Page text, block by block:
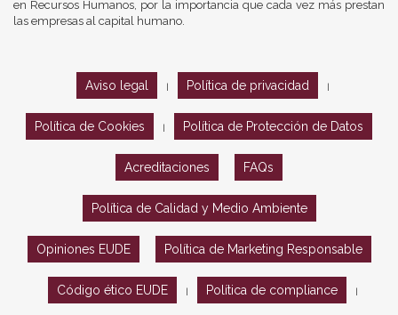
en Recursos Humanos, por la importancia que cada vez más prestan
las empresas al capital humano.
Aviso legal Política de privacidad
Política de Cookies Política de Protección de Datos
Acreditaciones FAQs
Política de Calidad y Medio Ambiente
Opiniones EUDE Política de Marketing Responsable
Código ético EUDE Política de compliance